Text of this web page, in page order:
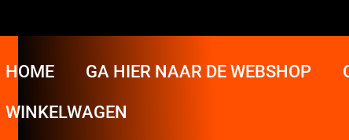
HOME GA HIER NAAR DE WEBSHOP
WINKELWAGEN